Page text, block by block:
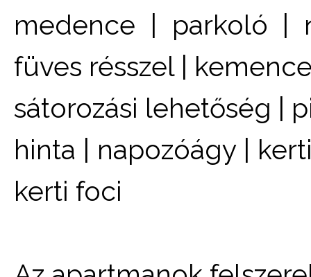
medence | parkoló |
füves résszel |
sátorozási lehetőség |
hinta | napozóágy |
kerti foci